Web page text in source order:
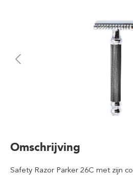
Omschrijving
Safety Razor Parker 26C met zijn